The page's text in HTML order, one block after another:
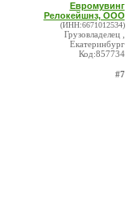
Евромувинг
Релокейшнз, ООО
(ИНН:6671012534)
Грузовладелец ,
Екатеринбург
Код:857734
#7